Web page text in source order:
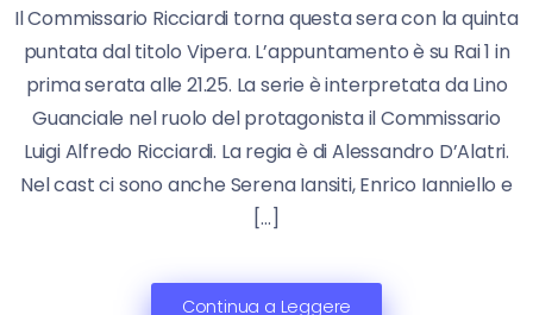
Il Commissario Ricciardi torna questa sera con la quinta
puntata dal titolo Vipera. L’appuntamento è su Rai 1 in
prima serata alle 21.25. La serie è interpretata da Lino
Guanciale nel ruolo del protagonista il Commissario
Luigi Alfredo Ricciardi. La regia è di Alessandro D’Alatri.
Nel cast ci sono anche Serena Iansiti, Enrico Ianniello e
[…]
Continua a Leggere